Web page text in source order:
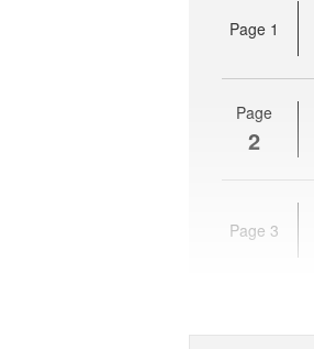
Page 1
Page
2
Page 3